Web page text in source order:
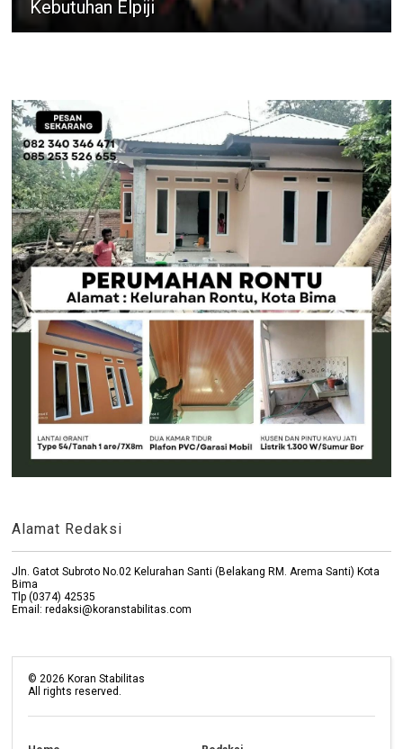
Kebutuhan Elpiji
Alamat Redaksi
Jln. Gatot Subroto No.02 Kelurahan Santi (Belakang RM. Arema Santi) Kota
Bima
Tlp (0374) 42535
Email: redaksi@koranstabilitas.com
©2026 Koran Stabilitas
All rights reserved.